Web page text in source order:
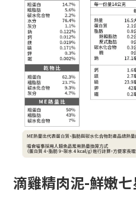
滴雞精肉泥-鮮嫩